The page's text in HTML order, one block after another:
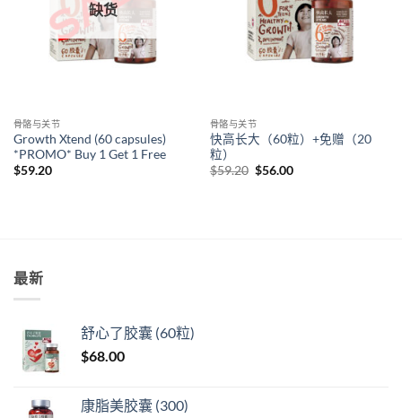
缺货
骨骼与关节
Growth Xtend (60 capsules)
*PROMO* Buy 1 Get 1 Free
$59.20
骨骼与关节
快高长大（60粒）+免赠（20
粒）
$59.20 原
$56.00当
最新
舒心了胶囊 (60粒)
$68.00
康脂美胶囊 (300)